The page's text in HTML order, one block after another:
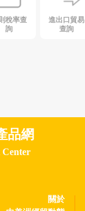
稅率查
詢
進出口貿易
查詢
品網
Center
關於